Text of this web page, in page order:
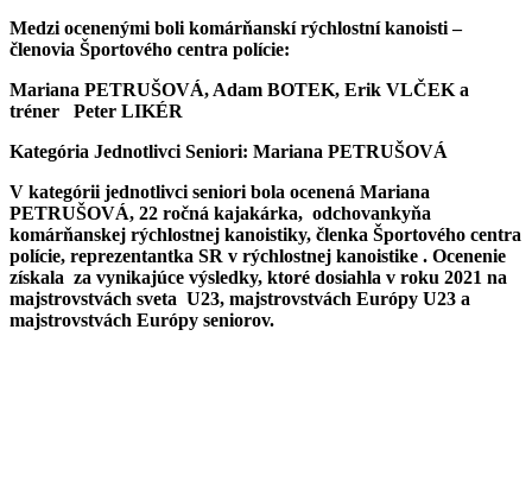
Medzi ocenenými boli komárňanskí rýchlostní kanoisti –
členovia Športového centra polície:
Mariana PETRUŠOVÁ, Adam BOTEK, Erik VLČEK a
tréner Peter LIKÉR
Kategória Jednotlivci Seniori: Mariana PETRUŠOVÁ
V kategórii jednotlivci seniori bola ocenená Mariana
PETRUŠOVÁ, 22 ročná kajakárka, odchovankyňa
komárňanskej rýchlostnej kanoistiky, členka Športového centra
polície, reprezentantka SR v rýchlostnej kanoistike . Ocenenie
získala za vynikajúce výsledky, ktoré dosiahla v roku 2021 na
majstrovstvách sveta U23, majstrovstvách Európy U23 a
majstrovstvách Európy seniorov.